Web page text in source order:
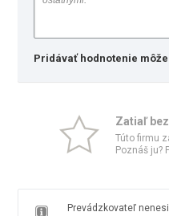
Pridávať hodnotenie
Zatiaľ
Túto firmu
Poznáš ju?
Prevádzkovateľ